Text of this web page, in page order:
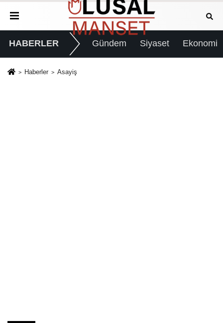
HABERLER Gündem Siyaset Ekonomi
Haberler Asayiş